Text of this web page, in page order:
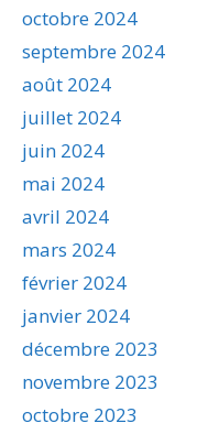
octobre 2024
septembre 2024
août 2024
juillet 2024
juin 2024
mai 2024
avril 2024
mars 2024
février 2024
janvier 2024
décembre 2023
novembre 2023
octobre 2023